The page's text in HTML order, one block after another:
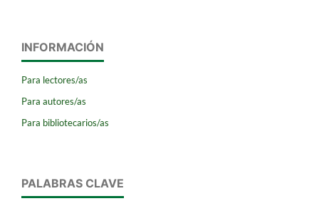
INFORMACIÓN
Para lectores/as
Para autores/as
Para bibliotecarios/as
PALABRAS CLAVE